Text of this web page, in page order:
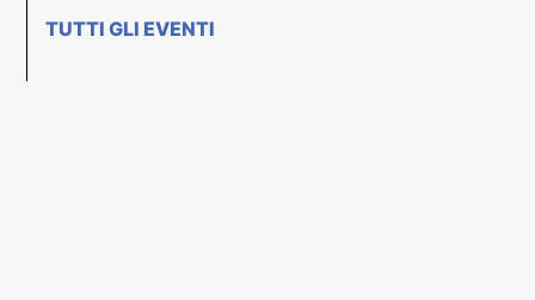
TUTTI GLI EVENTI